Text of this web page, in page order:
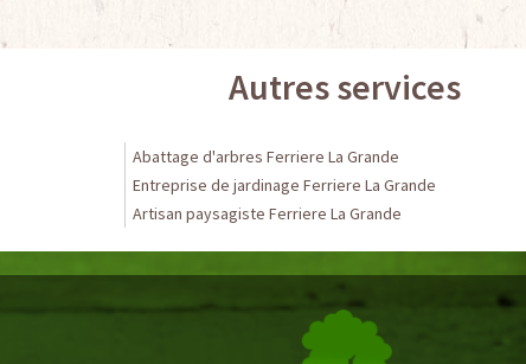
Autres services
Abattage d'arbres Ferriere La Grande
Entreprise de jardinage Ferriere La Grande
Artisan paysagiste Ferriere La Grande